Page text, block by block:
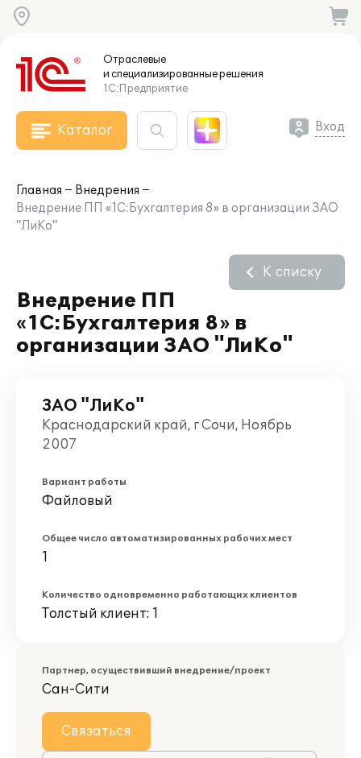
Отраслевые
и специализированныерешения
1С:Предприятие
Каталог Вход
Главная
Внедрения
Внедрение ПП «1С:Бухгалтерия 8» в организации ЗАО
"ЛиКо"
Внедрение ПП
«1С:Бухгалтерия 8» в
организации ЗАО "ЛиКо"
К списку
ЗАО "ЛиКо"
Краснодарский край, г Сочи, Ноябрь
2007
Вариант работы
Файловый
Общее число автоматизированных рабочих мест
1
Количество одновременно работающих клиентов
Толстый клиент: 1
Партнер, осуществивший внедрение/проект
Сан-Сити
Связаться